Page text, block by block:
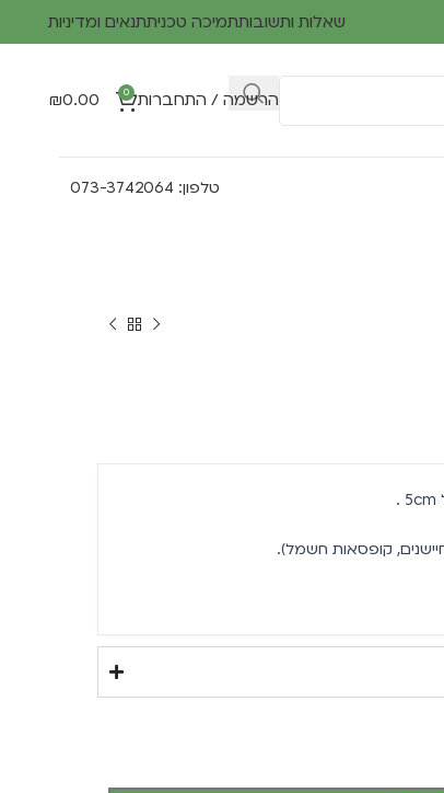
שאלות ותשובותתמיכה טכניתתנאים ומדיניות
הרשמה / התחברות 0
₪0.00
טלפון: 073-3742064
קופסאות חשמל).